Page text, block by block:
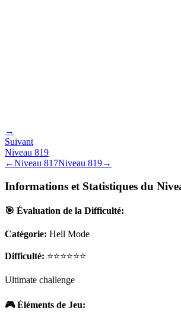
→
Suivant
Niveau 819
←Niveau 817Niveau 819→
Informations et Statistiques du
🎯 Évaluation de la Difficulté:
Catégorie: Hell Mode
Difficulté: ⭐⭐⭐⭐⭐⭐
Ultimate challenge
🎮 Éléments de Jeu: